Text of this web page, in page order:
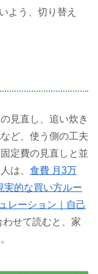
よう、切り替え
見直し、追い炊き
ど、使う側の工夫
定費の見直しと並
は、 食費 月3万
実的な買い方ルー
レーション｜自己
わせて読むと、家